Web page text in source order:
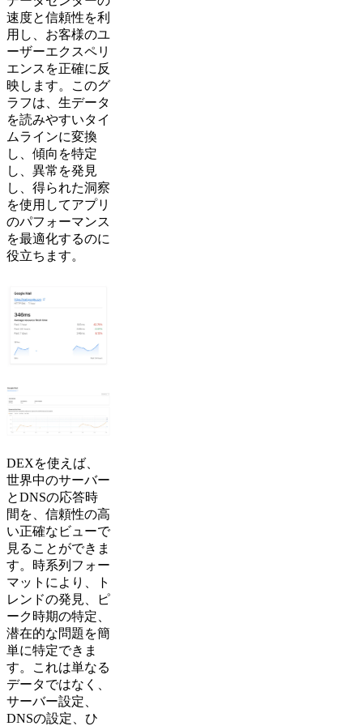
速度と信頼性を利
用し、お客様のユ
ーザーエクスペリ
エンスを正確に反
映します。このグ
ラフは、生データ
を読みやすいタイ
ムラインに変換
し、傾向を特定
し、異常を発見
し、得られた洞察
を使用してアプリ
のパフォーマンス
を最適化するのに
役立ちます。
DEXを使えば、
世界中のサーバー
とDNSの応答時
間を、信頼性の高
い正確なビューで
見ることができま
す。時系列フォー
マットにより、ト
レンドの発見、ピ
ーク時期の特定、
潜在的な問題を簡
単に特定できま
す。これは単なる
データではなく、
サーバー設定、
DNSの設定、ひ